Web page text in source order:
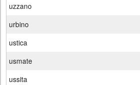
uzzano
urbino
ustica
usmate
ussita